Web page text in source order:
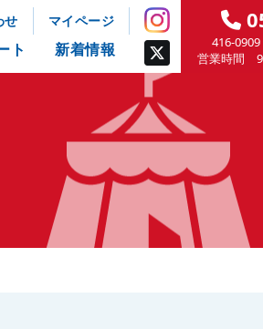
せ マイページ
ト 新着情報
416-
営業時間